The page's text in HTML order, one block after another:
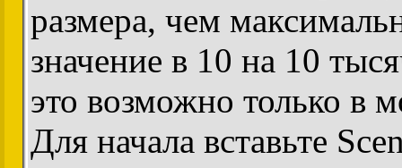
размера, чем
значение в 10 на 10
это возможно только в
Для начала вставьте